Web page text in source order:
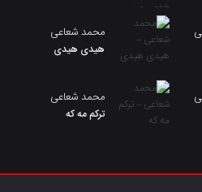
محمد شعاعی
هیدی هیدی
محمد شعاعی
ترکم مه که